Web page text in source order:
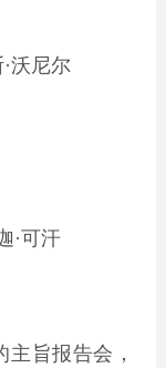
沃尼尔
·可汗
旨报告会，